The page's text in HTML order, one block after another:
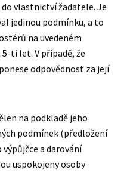
vlastnictví žadatele. Je
jedinou podmínku, a to
na uvedeném
ti let. V případě, že
odpovědnost za její
na podkladě jeho
podmínek (předložení
a darování
uspokojeny osoby